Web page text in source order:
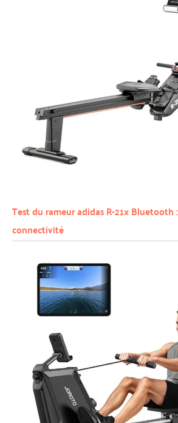
Test du rameur adidas R-21x
connectivité